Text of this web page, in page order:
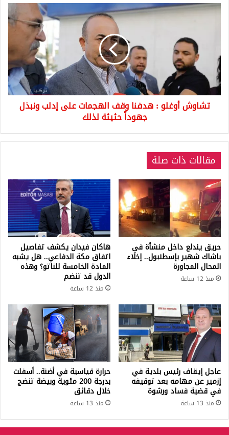
تشاوش
الهجمات
على
إدلب
ونبذل
جهوداًتشاوش أوغلو : هدفنا وقف الهجمات على إدلب ونبذل
جهوداً حثيثة لذلك
مقالات ذات صلة
حريق يندلع داخل منشأة في
باشاك شهير بإسطنبول.. إخلاء
المحال المجاورة
منذ 12 ساعة
هاكان فيدان يكشف تفاصيل
اتفاق مكة الدفاعي.. هل يشبه
المادة الخامسة للناتو؟ وهذه
الدول قد تنضم
منذ 12 ساعة
عاجل إيقاف رئيس بلدية في
إزمير عن مهامه بعد توقيفه
في قضية فساد ورشوة
منذ 13 ساعة
حرارة قياسية في أضنة.. أسفلت
بدرجة 200 مئوية وبيضة تنضج
خلال دقائق
منذ 13 ساعة